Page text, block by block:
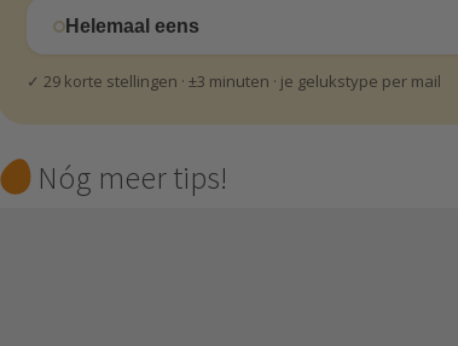
Helemaal eens
✓ 29 korte stellingen · ±3 minuten · je gelukstype per mail
Nóg meer tips!